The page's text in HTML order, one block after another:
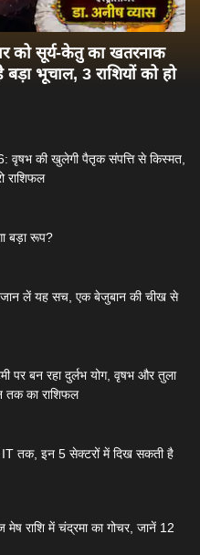
को सूर्य-केतु का खतरनाक
भूचाल, 3 राशियों को हो
की खुलेगी पैतृक संपत्ति से किस्मत,
राशिफल
बड़ा रूप?
लें यह सच, एक बेजुबान की चीख से
पर बन रहा दुर्लभ योग, वृषभ और तुला
तक का राशिफल
तक, इन 5 सेक्टरों में दिख सकती है
राशि में चंद्रमा का गोचर, जानें 12